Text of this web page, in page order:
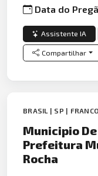
Data do
Assistente IA
Compartilhar
BRASIL | SP |
Municipio De
Prefeitura
Rocha